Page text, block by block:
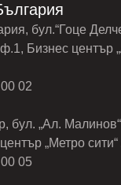
бул.“Гоце
Бизнес център
02
бул. „Ал.
„Метро
05